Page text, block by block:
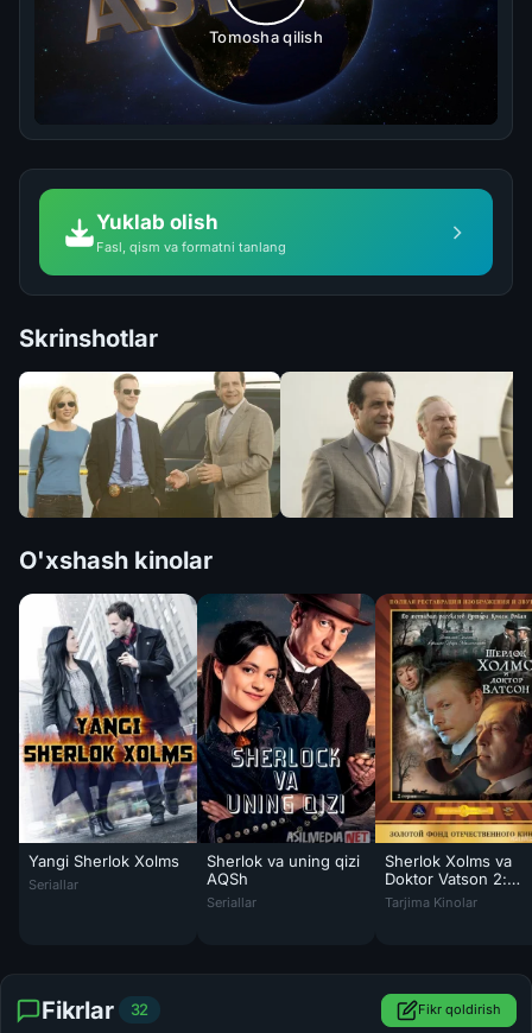
Tomosha qilish
Yuklab olish
Fasl, qism va formatni tanlang
Skrinshotlar
O'xshash kinolar
Yangi Sherlok Xolms
Yangi Sherlok Xolms Amerika seriali Barcha qismlar O'zbek tilida
Seriallar
Sherlok va uning qizi
AQSh
Sherlok va uning qizi AQSh seriali Barcha
Seriallar
Sherlok Xolms va
Doktor Vatson 2:
Qonli yozuv
SSSR
Sherlok Xolms va
Tarjima Kinolar
Fikrlar 32 Fikr qoldirish